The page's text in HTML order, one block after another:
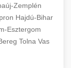
Zemplén
Hajdú-Bihar
Esztergom
Tolna Vas